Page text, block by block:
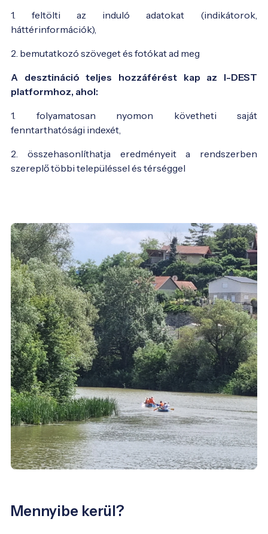
1. feltölti az induló adatokat (indikátorok,
háttérinformációk),
2. bemutatkozó szöveget és fotókat ad meg
A desztináció teljes hozzáférést kap az I-DEST
platformhoz, ahol:
1. folyamatosan nyomon követheti saját
fenntarthatósági indexét,
2. összehasonlíthatja eredményeit a rendszerben
szereplő többi településsel és térséggel
Mennyibe kerül?